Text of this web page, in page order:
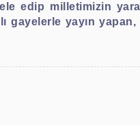
edip milletimizin
gayelerle yayın